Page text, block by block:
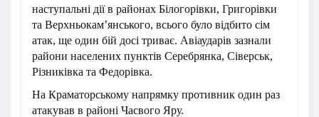
наступальні дії в районах Білогорівки, Григорівки
та Верхньокам’янського, всього було відбито сім
атак, ще один бій досі триває. Авіаударів зазнали
райони населених пунктів Серебрянка, Сіверськ,
Різниківка та Федорівка.
На Краматорському напрямку противник один раз
атакував в районі Часвого Яру.